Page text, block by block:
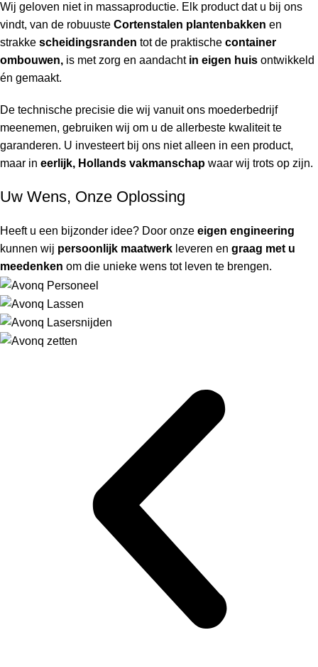
Wij geloven niet in massaproductie. Elk product dat u bij ons
vindt, van de robuuste Cortenstalen plantenbakken en
strakke scheidingsranden tot de praktische container
ombouwen, is met zorg en aandacht in eigen huis ontwikkeld
én gemaakt.
De technische precisie die wij vanuit ons moederbedrijf
meenemen, gebruiken wij om u de allerbeste kwaliteit te
garanderen. U investeert bij ons niet alleen in een product,
maar in eerlijk, Hollands vakmanschap waar wij trots op zijn.
Uw Wens, Onze Oplossing
Heeft u een bijzonder idee? Door onze eigen engineering
kunnen wij persoonlijk maatwerk leveren en graag met u
meedenken om die unieke wens tot leven te brengen.